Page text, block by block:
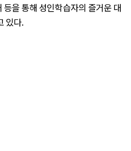
등을 통해 성인학습자의 즐거운 대
있다.